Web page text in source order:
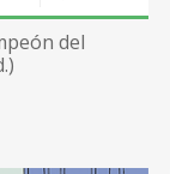
del